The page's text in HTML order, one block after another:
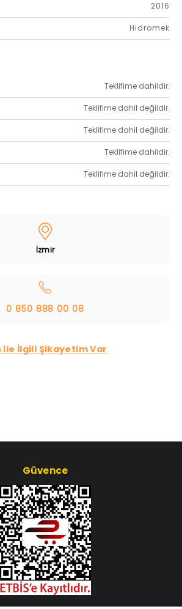
2016
Hidromek
Teklifime dahildir.
Teklifime dahil değildir.
Teklifime dahil değildir.
Teklifime dahildir.
Teklifime dahil değildir.
İzmir
0 850 888 00 08
ile İlgili Şikayetim Var
Güvence